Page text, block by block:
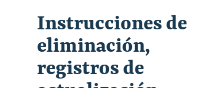
Instrucciones de
eliminación,
registros de